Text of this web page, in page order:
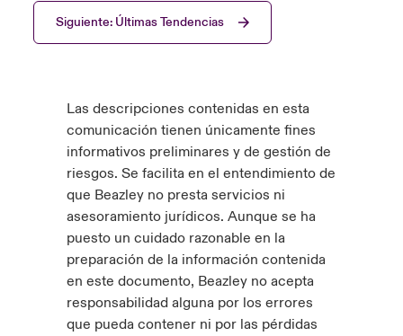
Siguiente: Últimas Tendencias
Las descripciones contenidas en esta
comunicación tienen únicamente fines
informativos preliminares y de gestión de
riesgos. Se facilita en el entendimiento de
que Beazley no presta servicios ni
asesoramiento jurídicos. Aunque se ha
puesto un cuidado razonable en la
preparación de la información contenida
en este documento, Beazley no acepta
responsabilidad alguna por los errores
que pueda contener ni por las pérdidas